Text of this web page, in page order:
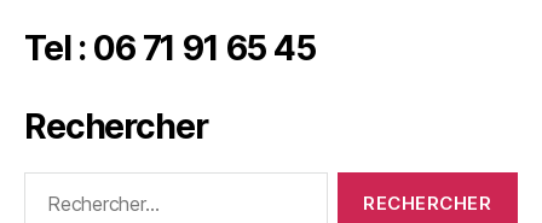
Tel : 06 71 91 65 45
Rechercher